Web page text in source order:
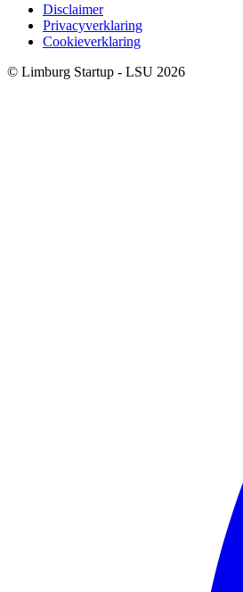
Disclaimer
Privacyverklaring
Cookieverklaring
© Limburg Startup - LSU 2026